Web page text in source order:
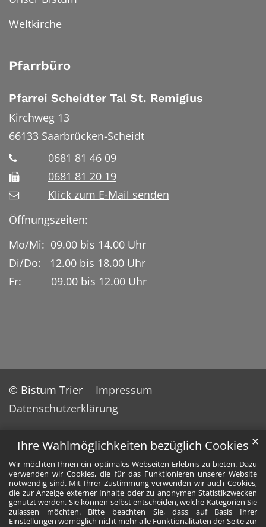
Ihre Wahlmöglichkeiten bezüglich Cookies
Wir möchten Ihnen ein optimales Webseiten-Erlebnis zu bieten. Dazu
verwenden wir Cookies, die für das Funktionieren unserer Website
notwendig sind. Mit Ihrer Zustimmung verwenden wir auch Cookies,
die zur Anzeige externer Inhalte oder zu anonymen Statistikzwecken
genutzt werden. Sie können selbst entscheiden, welche Kategorien Sie
zulassen möchten. Bitte beachten Sie, dass auf Basis Ihrer
Einstellungen womöglich nicht mehr alle Funktionalitäten der Seite zur
✕
Weltkirche
Pfarrbüro
Pfarrei Scheidter Tal St. Remigius
Kirchweg 13
66133 Saarbrücken-Scheidt
0681 81 46 09
0681 81 20 19
Klick zum E-Mail senden
Öffnungszeiten:
Mo/Mi: 09.00 bis 14.00 Uhr
Di/Do: 12.00 bis 18.00 Uhr
Fr: 09.00 bis 12.00 Uhr
© Bistum Trier
Impressum
Datenschutzerklärung